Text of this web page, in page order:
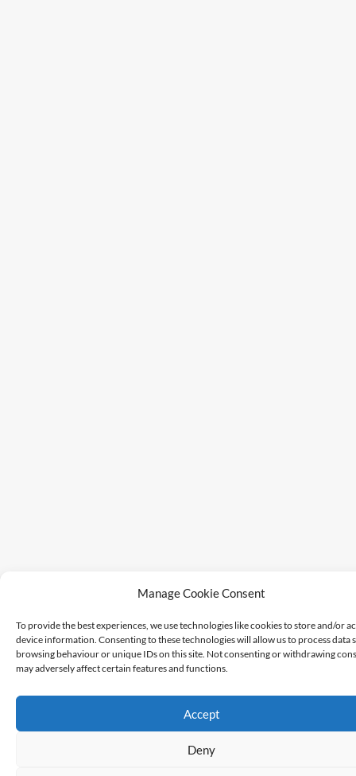
Manage Cookie Consent
To provide the best experiences, we use technologies like cookies to store and/or
device information. Consenting to these technologies will allow us to process data
browsing behaviour or unique IDs on this site. Not consenting or withdrawing
may adversely affect certain features and functions.
Accept
Deny